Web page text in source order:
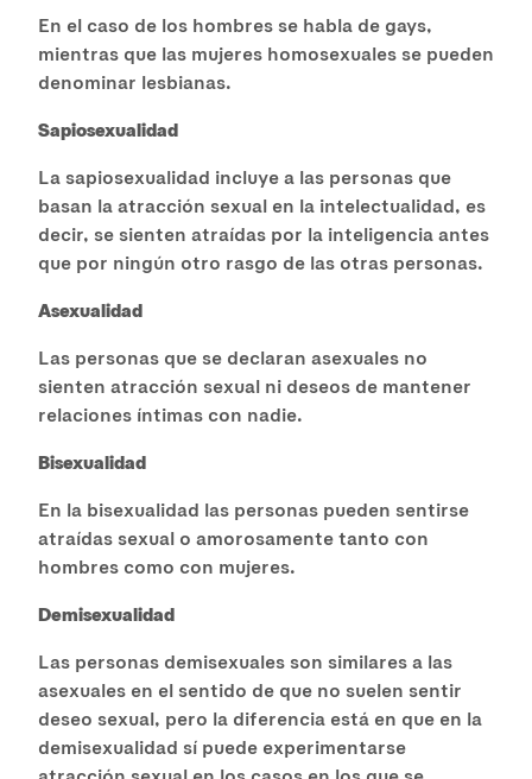
En el caso de los hombres se habla de gays,
mientras que las mujeres homosexuales se pueden
denominar lesbianas.
Sapiosexualidad
La sapiosexualidad incluye a las personas que
basan la atracción sexual en la intelectualidad, es
decir, se sienten atraídas por la inteligencia antes
que por ningún otro rasgo de las otras personas.
Asexualidad
Las personas que se declaran asexuales no
sienten atracción sexual ni deseos de mantener
relaciones íntimas con nadie.
Bisexualidad
En la bisexualidad las personas pueden sentirse
atraídas sexual o amorosamente tanto con
hombres como con mujeres.
Demisexualidad
Las personas demisexuales son similares a las
asexuales en el sentido de que no suelen sentir
deseo sexual, pero la diferencia está en que en la
demisexualidad sí puede experimentarse
atracción sexual en los casos en los que se